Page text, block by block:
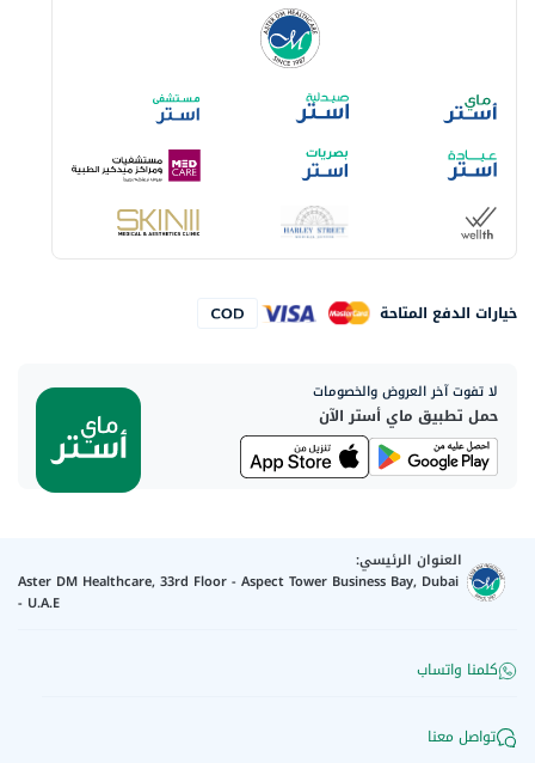
خيارات الدفع المتاحة
لا تفوت آخر العروض والخصومات
حمل تطبيق ماي أستر الآن
العنوان الرئيسي:
Aster DM Healthcare, 33rd Floor - Aspect Tower Business Bay, Dubai
- U.A.E
كلمنا واتساب
تواصل معنا